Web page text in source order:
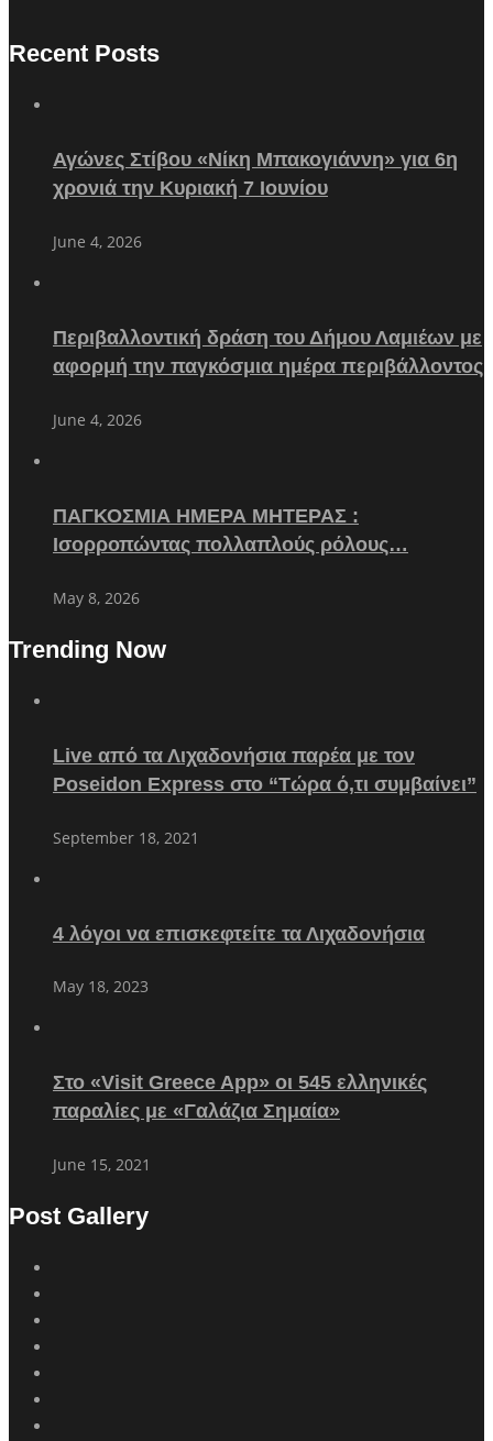
Recent Posts
Αγώνες Στίβου «Νίκη Μπακογιάννη» για 6η
χρονιά την Κυριακή 7 Ιουνίου
June 4, 2026
Περιβαλλοντική δράση του Δήμου Λαμιέων με
αφορμή την παγκόσμια ημέρα περιβάλλοντος
June 4, 2026
ΠΑΓΚΟΣΜΙΑ ΗΜΕΡΑ ΜΗΤΕΡΑΣ :
Ισορροπώντας πολλαπλούς ρόλους…
May 8, 2026
Trending Now
Live από τα Λιχαδονήσια παρέα με τον
Poseidon Express στο “Τώρα ό,τι συμβαίνει”
September 18, 2021
4 λόγοι να επισκεφτείτε τα Λιχαδονήσια
May 18, 2023
Στο «Visit Greece App» οι 545 ελληνικές
παραλίες με «Γαλάζια Σημαία»
June 15, 2021
Post Gallery